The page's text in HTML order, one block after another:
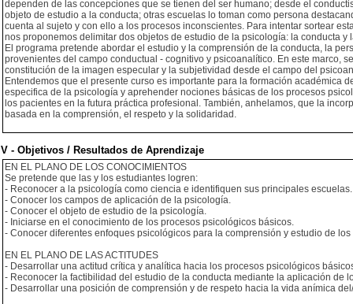
dependen de las concepciones que se tienen del ser humano; desde el
objeto de estudio a la conducta; otras escuelas lo toman como persona
cuenta al sujeto y con ello a los procesos inconscientes. Para intentar sortear
nos proponemos delimitar dos objetos de estudio de la psicología: la conducta y
El programa pretende abordar el estudio y la comprensión de la conducta, la
provenientes del campo conductual - cognitivo y psicoanalítico. En este marco,
constitución de la imagen especular y la subjetividad desde el campo del
Entendemos que el presente curso es importante para la formación académica
especifica de la psicología y aprehender nociones básicas de los procesos
los pacientes en la futura práctica profesional. También, anhelamos, que la
basada en la comprensión, el respeto y la solidaridad.
V - Objetivos / Resultados de Aprendizaje
EN EL PLANO DE LOS CONOCIMIENTOS
Se pretende que las y los estudiantes logren:
- Reconocer a la psicología como ciencia e identifiquen sus principales escuelas.
- Conocer los campos de aplicación de la psicología.
- Conocer el objeto de estudio de la psicología.
- Iniciarse en el conocimiento de los procesos psicológicos básicos.
- Conocer diferentes enfoques psicológicos para la comprensión y estudio de
EN EL PLANO DE LAS ACTITUDES
- Desarrollar una actitud crítica y analítica hacia los procesos psicológicos
- Reconocer la factibilidad del estudio de la conducta mediante la aplicación de
- Desarrollar una posición de comprensión y de respeto hacia la vida anímica